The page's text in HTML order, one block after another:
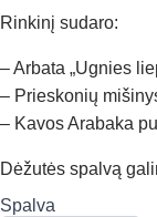
Rinkinį sudaro:
– Arbata „Ugnies
– Prieskonių
– Kavos Arabaka
Dėžutės spalvą
Spalva